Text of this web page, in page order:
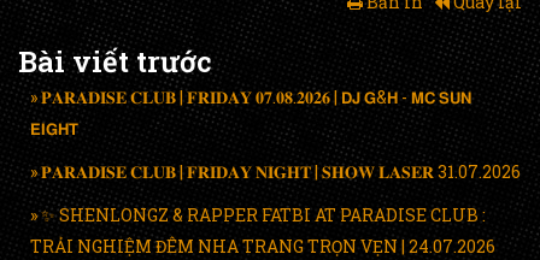
Bài viết trước
» 𝐏𝐀𝐑𝐀𝐃𝐈𝐒𝐄 𝐂𝐋𝐔𝐁 | 𝐅𝐑𝐈𝐃𝐀𝐘 𝟎𝟕.𝟎𝟖.𝟐𝟎𝟐𝟔 | 𝗗𝗝 𝗚&𝗛 - 𝗠𝗖 𝗦𝗨𝗡
𝗘𝗜𝗚𝗛𝗧
» 𝐏𝐀𝐑𝐀𝐃𝐈𝐒𝐄 𝐂𝐋𝐔𝐁 | 𝐅𝐑𝐈𝐃𝐀𝐘 𝐍𝐈𝐆𝐇𝐓 | 𝐒𝐇𝐎𝐖 𝐋𝐀𝐒𝐄𝐑 31.07.2026
» ✨ SHENLONGZ & RAPPER FATBI AT PARADISE CLUB :
TRẢI NGHIỆM ĐÊM NHA TRANG TRỌN VẸN | 24.07.2026